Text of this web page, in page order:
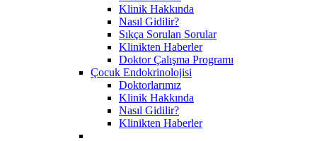
Klinik Hakkında
Nasıl Gidilir?
Sıkça Sorulan Sorular
Klinikten Haberler
Doktor Çalışma Programı
Çocuk Endokrinolojisi
Doktorlarımız
Klinik Hakkında
Nasıl Gidilir?
Klinikten Haberler